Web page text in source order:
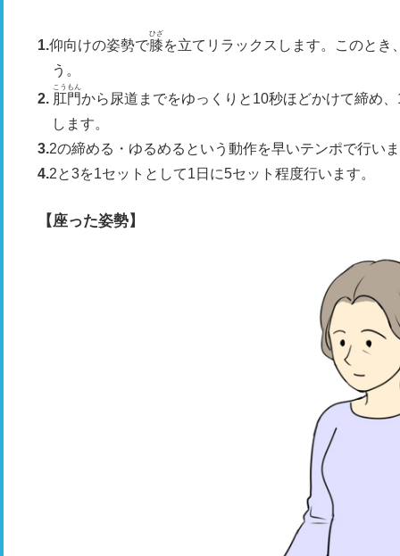
仰向けの姿勢で膝
ひざ
を立てリラックスします。このと
う。
肛門
こうもん
から尿道までをゆっくりと10秒ほどかけて締め
します。
2の締める・ゆるめるという動作を早いテンポで行い
2と3を1セットとして1日に5セット程度行います。
【座った姿勢】